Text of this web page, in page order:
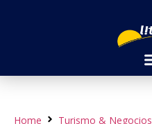
Home
Turismo & Negocios